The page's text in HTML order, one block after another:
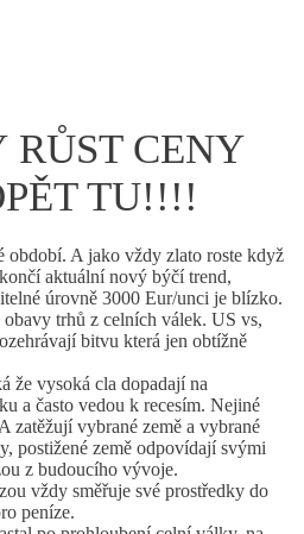
RŮST CENY
TU!!!!
období. A jako vždy zlato roste když
aktuální nový býčí trend,
úrovně 3000 Eur/unci je blízko.
obavy trhů z celních válek. US vs,
bitvu která jen obtížně
že vysoká cla dopadají na
a často vedou k recesím. Nejiné
zatěžují vybrané země a vybrané
postižené země odpovídají svými
z budoucího vývoje.
vždy směřuje své prostředky do
peníze.